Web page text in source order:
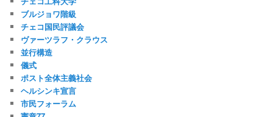
ブルジョワ階級
チェコ国民評議会
ヴァーツラフ・クラウス
並行構造
儀式
ポスト全体主義社会
ヘルシンキ宣言
市民フォーラム